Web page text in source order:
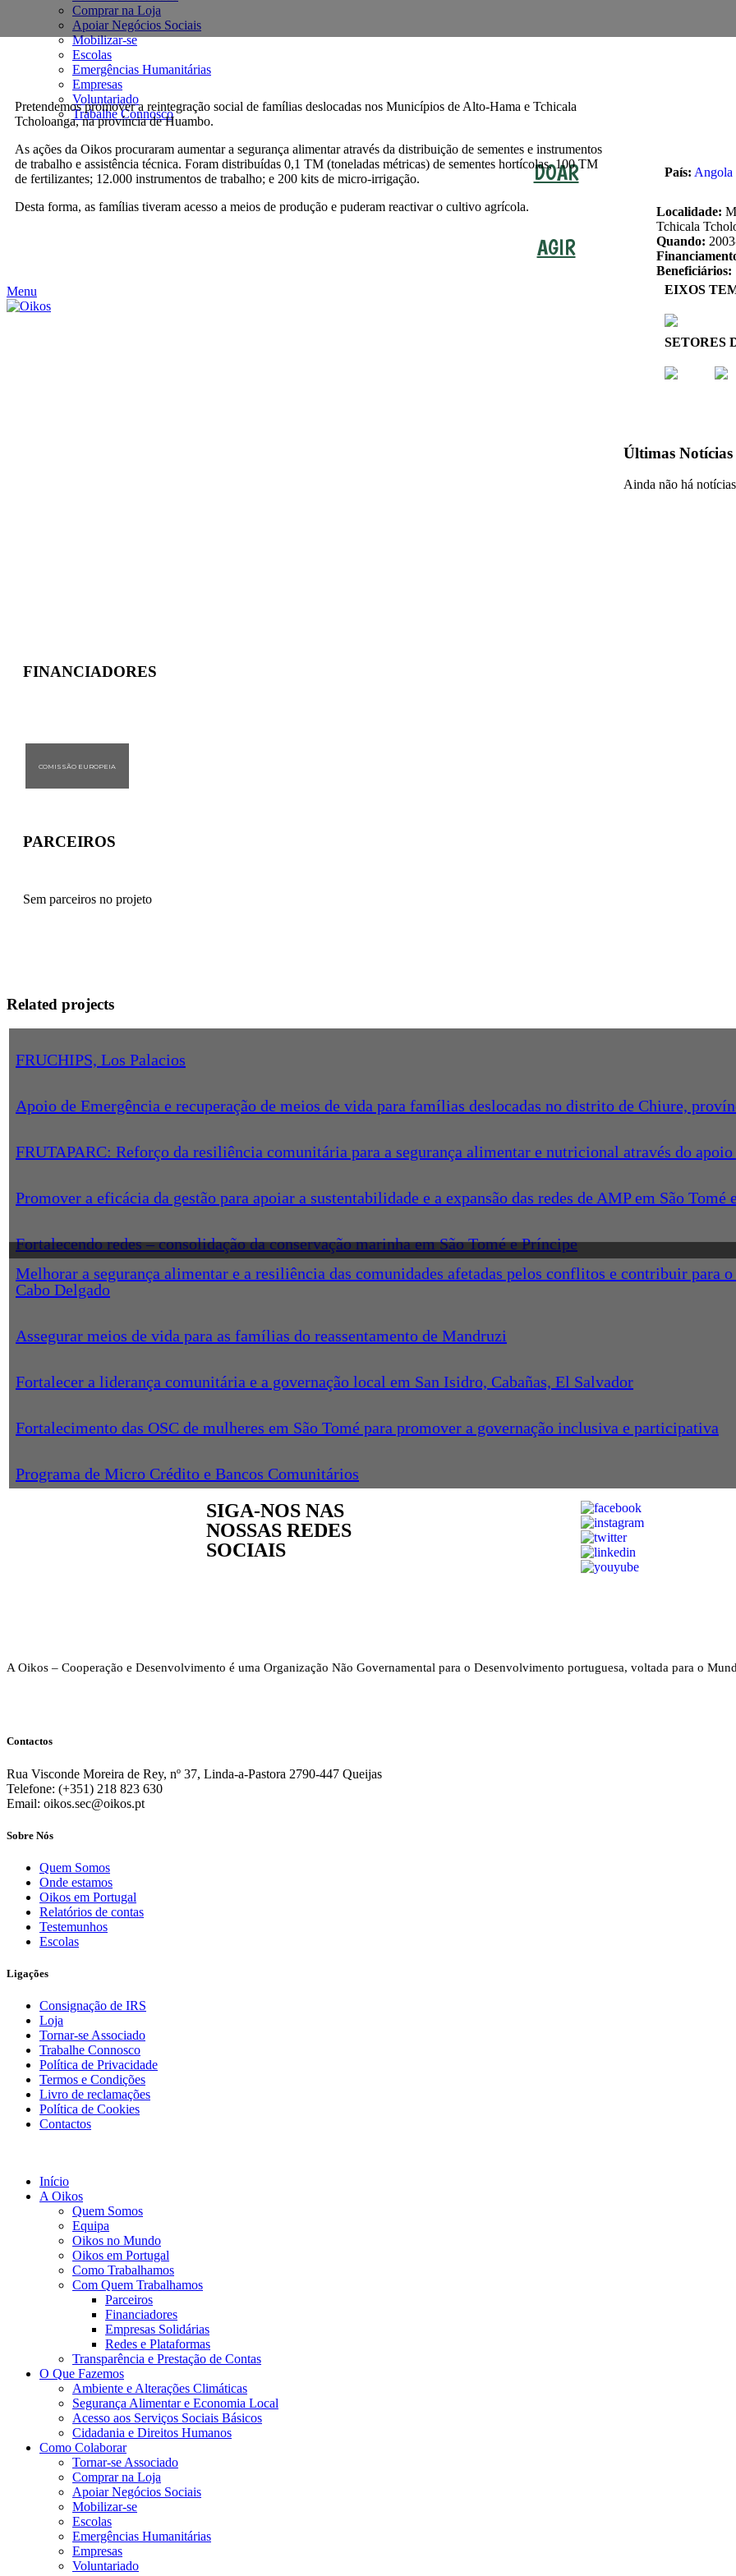
Comprar na Loja
Apoiar Negócios Sociais
Mobilizar-se
Escolas
Emergências Humanitárias
Empresas
Voluntariado
Trabalhe Connosco
DOAR
AGIR
Menu
Pretendemos promover a reintegração social de famílias deslocadas nos Municípios de Alto-Hama e Tchicala
Tcholoanga, na província de Huambo.
As ações da Oikos procuraram aumentar a segurança alimentar através da distribuição de sementes e instrumentos
de trabalho e assistência técnica. Foram distribuídas 0,1 TM (toneladas métricas) de sementes hortícolas, 100 TM
de fertilizantes; 12.000 instrumentos de trabalho; e 200 kits de micro-irrigação.
Desta forma, as famílias tiveram acesso a meios de produção e puderam reactivar o cultivo agrícola.
País: Angola
Localidade:
Tchicala
Quando:
Beneficiários:
EIXOS
SETORES
Últimas Notícias
Ainda não há
FINANCIADORES
COMISSÃO EUROPEIA
PARCEIROS
Sem parceiros no projeto
Related projects
FRUCHIPS, Los Palacios
Apoio de Emergência e recuperação de meios de vida para famílias deslocadas no distrito de Chiure,
FRUTAPARC: Reforço da resiliência comunitária para a segurança alimentar e nutricional através do
Promover a eficácia da gestão para apoiar a sustentabilidade e a expansão das redes de AMP em São Tomé
Fortalecendo redes – consolidação da conservação marinha em São Tomé e Príncipe
Melhorar a segurança alimentar e a resiliência das comunidades afetadas pelos conflitos e contribuir para
Cabo Delgado
Assegurar meios de vida para as famílias do reassentamento de Mandruzi
Fortalecer a liderança comunitária e a governação local em San Isidro, Cabañas, El Salvador
Fortalecimento das OSC de mulheres em São Tomé para promover a governação inclusiva e participativa
Programa de Micro Crédito e Bancos Comunitários
SIGA-NOS NAS
NOSSAS REDES
SOCIAIS
A Oikos – Cooperação e Desenvolvimento é uma Organização Não Governamental para o Desenvolvimento portuguesa, voltada para o
Contactos
Rua Visconde Moreira de Rey, nº 37, Linda-a-Pastora 2790-447 Queijas
Telefone: (+351) 218 823 630
Email: oikos.sec@oikos.pt
Sobre Nós
Quem Somos
Onde estamos
Oikos em Portugal
Relatórios de contas
Testemunhos
Escolas
Ligações
Consignação de IRS
Loja
Tornar-se Associado
Trabalhe Connosco
Política de Privacidade
Termos e Condições
Livro de reclamações
Política de Cookies
Contactos
Início
A Oikos
Quem Somos
Equipa
Oikos no Mundo
Oikos em Portugal
Como Trabalhamos
Com Quem Trabalhamos
Parceiros
Financiadores
Empresas Solidárias
Redes e Plataformas
Transparência e Prestação de Contas
O Que Fazemos
Ambiente e Alterações Climáticas
Segurança Alimentar e Economia Local
Acesso aos Serviços Sociais Básicos
Cidadania e Direitos Humanos
Como Colaborar
Tornar-se Associado
Comprar na Loja
Apoiar Negócios Sociais
Mobilizar-se
Escolas
Emergências Humanitárias
Empresas
Voluntariado